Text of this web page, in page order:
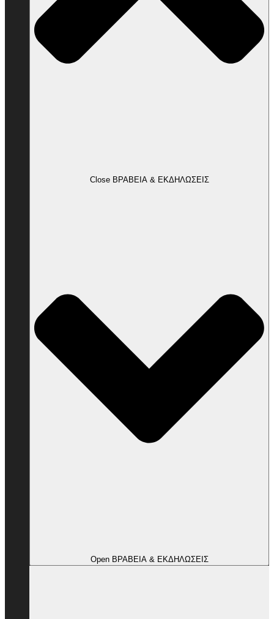
Close ΒΡΑΒΕΙΑ & ΕΚΔΗΛΩΣΕΙΣ
Open ΒΡΑΒΕΙΑ & ΕΚΔΗΛΩΣΕΙΣ